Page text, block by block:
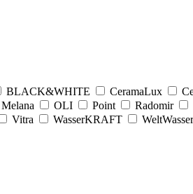
BLACK&WHITE CeramaLux
Melana OLI Point Radomir
Vitra WasserKRAFT WeltWasser